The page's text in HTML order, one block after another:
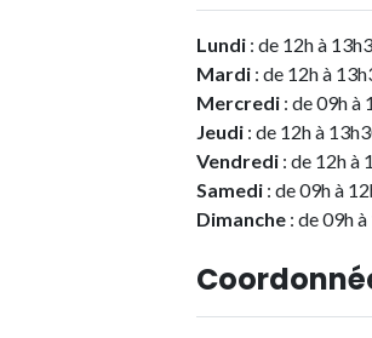
Lundi : de 12h à
Mardi : de 12h à
Mercredi : de 09h à
Jeudi : de 12h à
Vendredi : de 12h à
Samedi : de 09h à
Dimanche : de 09h